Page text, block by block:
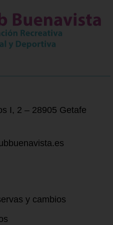
I, 2 – 28905 Getafe
y cambios